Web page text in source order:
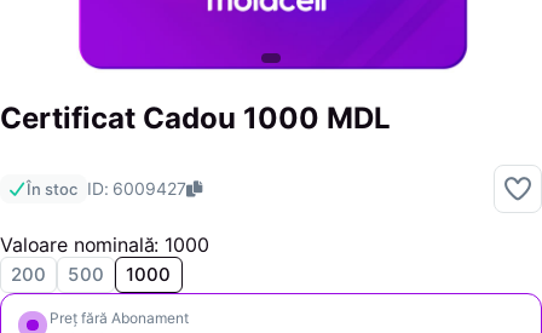
Certificat Cadou 1000 MDL
În stoc ID: 6009427
Valoare nominală: 1000
200 500 1000
Preț fără Abonament